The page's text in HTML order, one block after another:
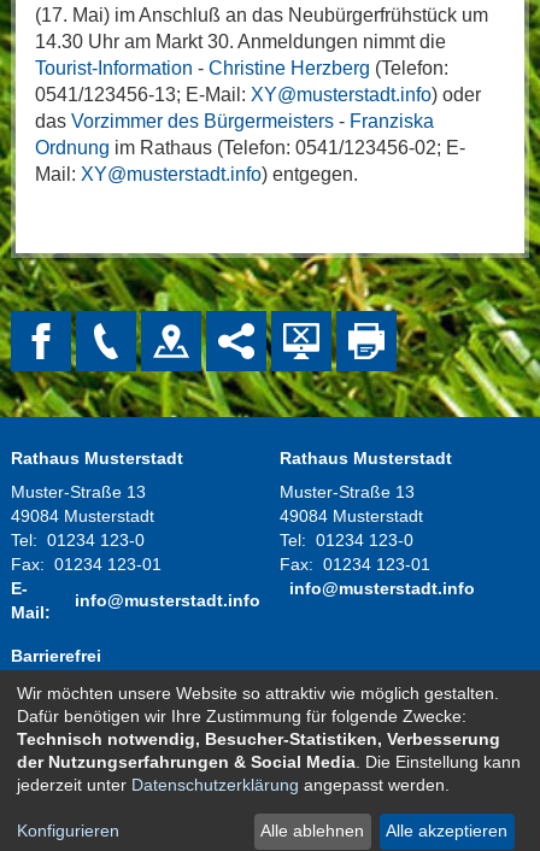
(17. Mai) im Anschluß an das Neubürgerfrühstück um
14.30 Uhr am Markt 30. Anmeldungen nimmt die
Tourist-Information - Christine Herzberg (Telefon:
0541/123456-13; E-Mail: XY@musterstadt.info) oder
das Vorzimmer des Bürgermeisters- Franziska
Ordnung im Rathaus (Telefon: 0541/123456-02; E-
Mail: XY@musterstadt.info) entgegen.
Rathaus Musterstadt
Muster-Straße 13
49084 Musterstadt
Tel: 01234 123-0
Fax: 01234 123-01
E-
Mail:
info@musterstadt.info
Rathaus Musterstadt
Muster-Straße 13
49084 Musterstadt
Tel: 01234 123-0
Fax: 01234 123-01
info@musterstadt.info
Montag - Donnerstag:
08.00 Uhr - 12.00 Uhr
14.00 Uhr - 16.00 Uhr
Freitag:
08.00 Uhr - 12.00 Uhr
und nach telefonischer Vereinbarung
Impressum Datenschutz Sitemap
Barrierefrei
Wir möchten unsere Website so attraktiv wie möglich gestalten.
Dafür benötigen wir Ihre Zustimmung für folgende Zwecke:
Technisch notwendig, Besucher-Statistiken, Verbesserung
der Nutzungserfahrungen & Social Media . Die Einstellung kann
jederzeit unter Datenschutzerklärung angepasst werden.
Konfigurieren Alle ablehnen Alle akzeptieren